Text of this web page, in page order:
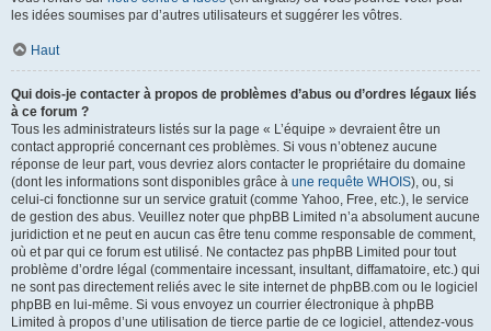
les idées soumises par d’autres utilisateurs et suggérer les vôtres.
Haut
Qui dois-je contacter à propos de problèmes d’abus ou d’ordres légaux liés
à ce forum ?
Tous les administrateurs listés sur la page « L’équipe » devraient être un
contact approprié concernant ces problèmes. Si vous n’obtenez aucune
réponse de leur part, vous devriez alors contacter le propriétaire du domaine
(dont les informations sont disponibles grâce à une requête WHOIS), ou, si
celui-ci fonctionne sur un service gratuit (comme Yahoo, Free, etc.), le service
de gestion des abus. Veuillez noter que phpBB Limited n’a absolument aucune
juridiction et ne peut en aucun cas être tenu comme responsable de comment,
où et par qui ce forum est utilisé. Ne contactez pas phpBB Limited pour tout
problème d’ordre légal (commentaire incessant, insultant, diffamatoire, etc.) qui
ne sont pas directement reliés avec le site internet de phpBB.com ou le logiciel
phpBB en lui-même. Si vous envoyez un courrier électronique à phpBB
Limited à propos d’une utilisation de tierce partie de ce logiciel, attendez-vous